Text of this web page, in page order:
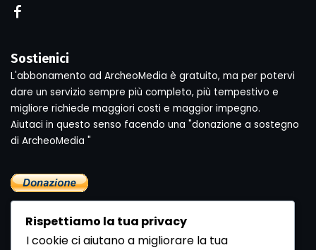
Sostienici
L'abbonamento ad ArcheoMedia è gratuito, ma per potervi
dare un servizio sempre più completo, più tempestivo e
migliore richiede maggiori costi e maggior impegno.
Aiutaci in questo senso facendo una "donazione a sostegno
di ArcheoMedia "
Rispettiamo la tua privacy
I cookie ci aiutano a migliorare la tua